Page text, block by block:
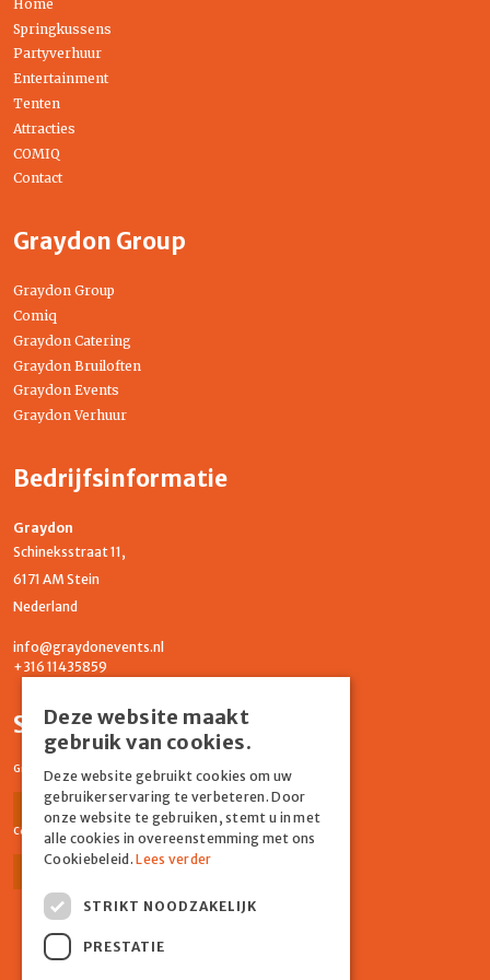
Home
Springkussens
Partyverhuur
Entertainment
Tenten
Attracties
COMIQ
Contact
Graydon Group
Graydon Group
Comiq
Graydon Catering
Graydon Bruiloften
Graydon Events
Graydon Verhuur
Bedrijfsinformatie
Graydon
Schineksstraat 11,
6171 AM Stein
Nederland
info@graydonevents.nl
+316 11435859
Social media
Graydon Events
Facebook Instagram
Comiq
Deze website maakt
gebruik van cookies.
Deze website gebruikt cookies om uw
gebruikerservaring te verbeteren. Door
onze website te gebruiken, stemt u in met
alle cookies in overeenstemming met ons
Cookiebeleid.Lees verder
STRIKT NOODZAKELIJK
PRESTATIE